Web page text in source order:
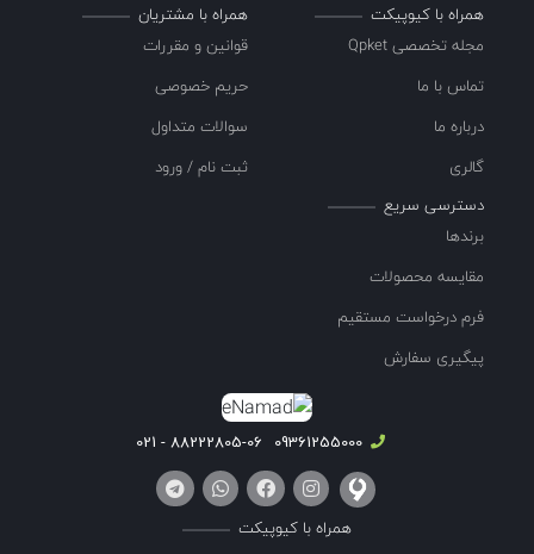
همراه با کیوپیکت
مجله تخصصی Qpket
تماس با ما
درباره ما
گالری
همراه با مشتریان
قوانین و مقررات
حریم خصوصی
سوالات متداول
ثبت نام / ورود
دسترسی سریع
برندها
مقایسه محصولات
فرم درخواست مستقیم
پیگیری سفارش
09361255000
88222805-06 - 021
همراه با کیوپیکت